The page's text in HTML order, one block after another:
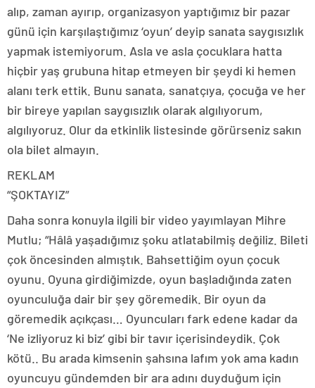
alıp, zaman ayırıp, organizasyon yaptığımız bir pazar
günü için karşılaştığımız ‘oyun’ deyip sanata saygısızlık
yapmak istemiyorum. Asla ve asla çocuklara hatta
hiçbir yaş grubuna hitap etmeyen bir şeydi ki hemen
alanı terk ettik. Bunu sanata, sanatçıya, çocuğa ve her
bir bireye yapılan saygısızlık olarak algılıyorum,
algılıyoruz. Olur da etkinlik listesinde görürseniz sakın
ola bilet almayın.
REKLAM
“ŞOKTAYIZ”
Daha sonra konuyla ilgili bir video yayımlayan Mihre
Mutlu; “Hâlâ yaşadığımız şoku atlatabilmiş değiliz. Bileti
çok öncesinden almıştık. Bahsettiğim oyun çocuk
oyunu. Oyuna girdiğimizde, oyun başladığında zaten
oyunculuğa dair bir şey göremedik. Bir oyun da
göremedik açıkçası… Oyuncuları fark edene kadar da
‘Ne izliyoruz ki biz’ gibi bir tavır içerisindeydik. Çok
kötü.. Bu arada kimsenin şahsına lafım yok ama kadın
oyuncuyu gündemden bir ara adını duyduğum için